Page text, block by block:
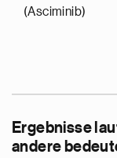
(Asciminib)
Ergebnisse
andere